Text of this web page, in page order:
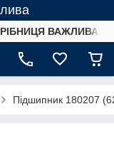
ВАЖЛИВА /
Підшипник 180207